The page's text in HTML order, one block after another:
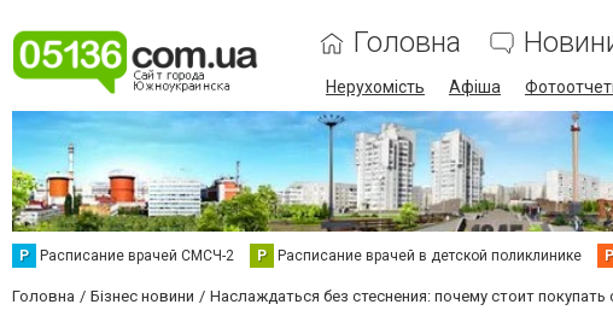
Головна
Нерухомість Афіша
Р Расписание врачей СМСЧ-2 Р Расписание врачей в детской поликлинике Р
Головна Бізнес новини Наслаждаться без стеснения: почему стоит